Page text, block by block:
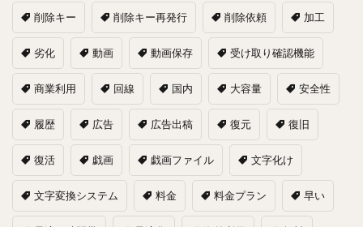
削除キー 削除キー再発行 削除依頼 加工
劣化 動画 動画保存 受け取り確認機能
商業利用 回線 国内 大容量 安全性
履歴 広告 広告出稿 復元 復旧
復活 戯画 戯画ファイル 文字化け
文字変換システム 料金 料金プラン 早い